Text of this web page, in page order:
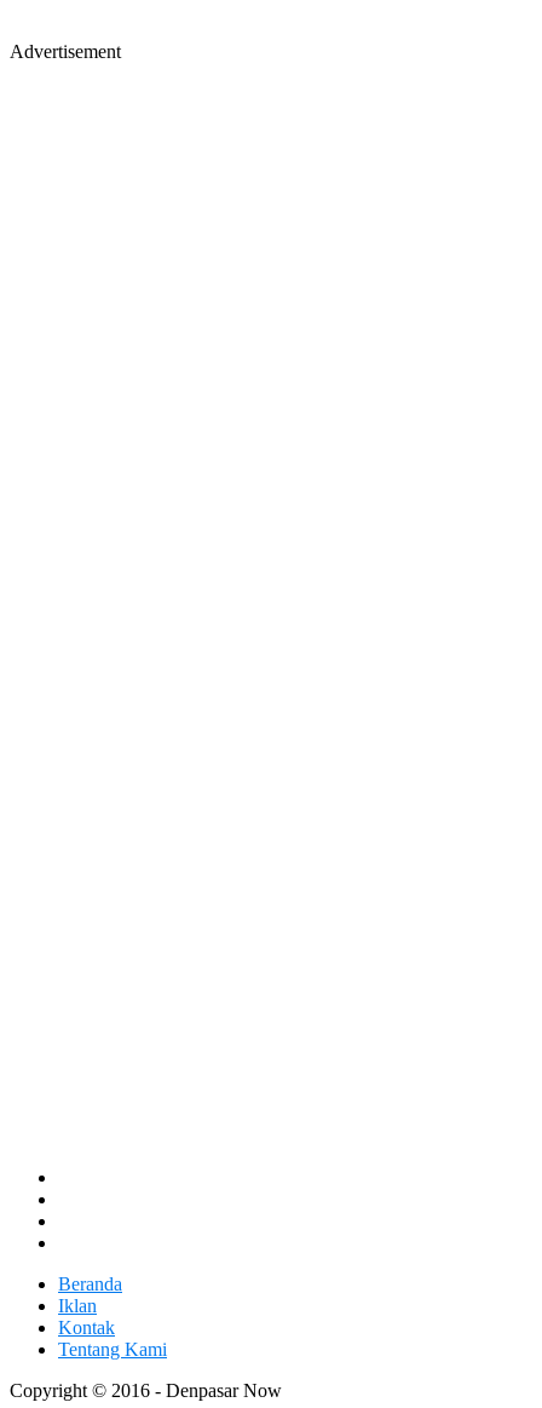
Advertisement
Beranda
Iklan
Kontak
Tentang Kami
Copyright © 2016 - Denpasar Now